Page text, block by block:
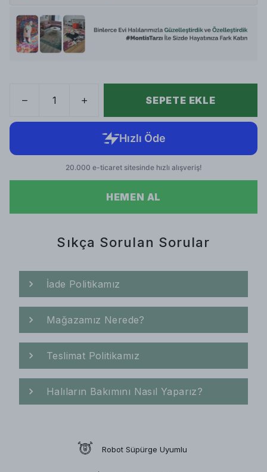
SEPETE EKLE
HEMEN AL
Sıkça Sorulan Sorular
İade Politikamız
Mağazamız Nerede?
Teslimat Politikamız
Halıların Bakımını Nasıl Yaparız?
Robot Süpürge Uyumlu